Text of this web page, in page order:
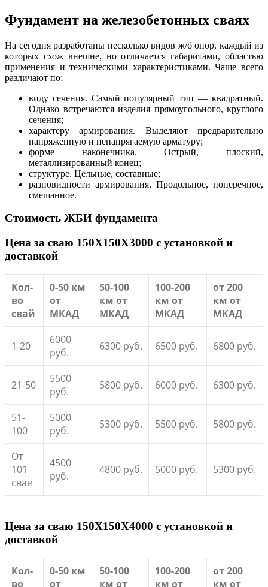
Фундамент на железобетонных сваях
На сегодня разработаны несколько видов ж/б опор, каждый из
которых схож внешне, но отличается габаритами, областью
применения и техническими характеристиками. Чаще всего
различают по:
виду сечения. Самый популярный тип — квадратный.
Однако встречаются изделия прямоугольного, круглого
сечения;
характеру армирования. Выделяют предварительно
напряженную и ненапрягаемую арматуру;
форме наконечника. Острый, плоский,
металлизированный конец;
структуре. Цельные, составные;
разновидности армирования. Продольное, поперечное,
смешанное.
Стоимость ЖБИ фундамента
Цена за сваю 150X150X3000 с установкой и
доставкой
Кол-
во
свай
0-50 км
от
МКАД
50-100
км от
МКАД
100-200
км от
МКАД
от 200
км от
МКАД
1-20
6000
руб.
6300 руб. 6500 руб. 6800 руб.
21-50
5500
руб.
5800 руб. 6000 руб. 6300 руб.
51-
100
5000
руб.
5300 руб. 5500 руб. 5800 руб.
От
101
сваи
4500
руб.
4800 руб. 5000 руб. 5300 руб.
Цена за сваю 150X150X4000 с установкой и
доставкой
Кол-
во
0-50 км
от
50-100
км от
100-200
км от
от 200
км от